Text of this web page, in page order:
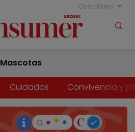
Castellano
Mascotas
Cuidados Convivencia y